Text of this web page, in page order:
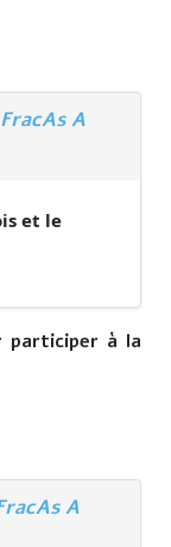
A
et le
participer à la
A